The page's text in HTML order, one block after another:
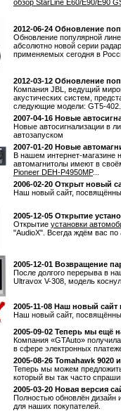
обзор StarLine E60/E90/E90
2012-06-24 Обновление
Обновление популярной
абсолютно новой серии
применяемых сегодня в
2012-03-12 Обновление
Компания JBL, ведущий
акустических систем,
следующие модели: GT5-
2007-04-16 Новые
Новые автосигнализации в
автозапуском
2007-01-20 Новые
В нашем интернет-магазине
автомагнитолы имеют в
Pioneer DEH-P4950MP...
2006-02-20 Открыт новый
Наш новый сайт,
2005-12-05 Открытие
Открытие установки
"AudioX". Всегда ждём вас
2005-12-01 Возвращение
После долгого перерыва в
Ultravox V-308, модель
2005-11-08 Наш новый
Наш новый сайт,
2005-09-02 Теперь мы ещё
Компания «GTAuto»
в сфере электронных
2005-08-26 Tomahawk 9020
Теперь мы можем
который вы так часто
2005-03-20 Новая версия
Полностью обновлён дизайн
для наших покупателей.